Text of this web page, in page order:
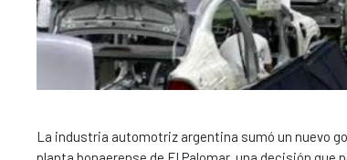
La industria automotriz argentina sumó un nuevo